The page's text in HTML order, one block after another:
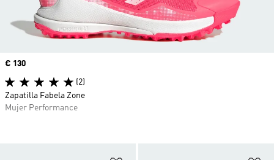
Precio
€ 130
(2)
Zapatilla Fabela Zone
Mujer Performance